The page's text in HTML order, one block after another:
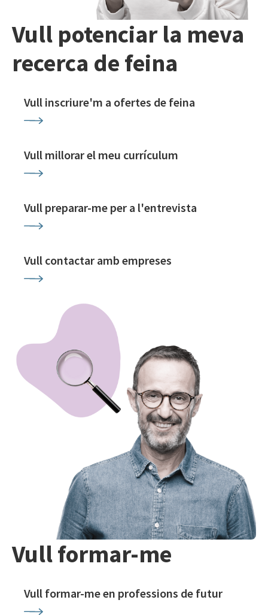
Vull potenciar la meva
recerca de feina
Vull inscriure'm a ofertes de feina
Vull millorar el meu currículum
Vull preparar-me per a l'entrevista
Vull contactar amb empreses
Vull formar-me
Vull formar-me en professions de futur